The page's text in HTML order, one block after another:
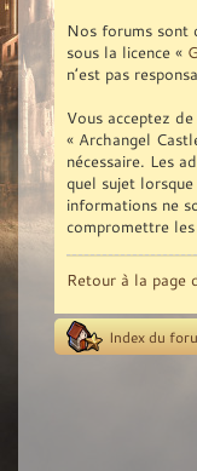
Nos forums sont
sous la licence «
n’est pas
Vous acceptez
« Archangel
nécessaire. Les
quel sujet
informations ne
compromettre
Retour à la page
Index du